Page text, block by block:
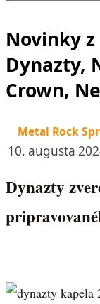
Novinky
Dynazty,
Crown,
Metal Rock
10. augusta
Dynazty